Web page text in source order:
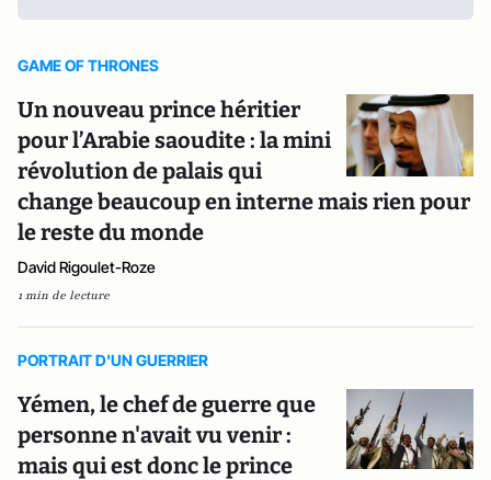
GAME OF THRONES
Un nouveau prince héritier
pour l’Arabie saoudite : la mini
révolution de palais qui
change beaucoup en interne mais rien pour
le reste du monde
David Rigoulet-Roze
1 min de lecture
PORTRAIT D'UN GUERRIER
Yémen, le chef de guerre que
personne n'avait vu venir :
mais qui est donc le prince